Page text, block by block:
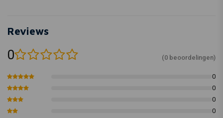
Reviews
0 (0 beoordelingen)
0
0
0
0